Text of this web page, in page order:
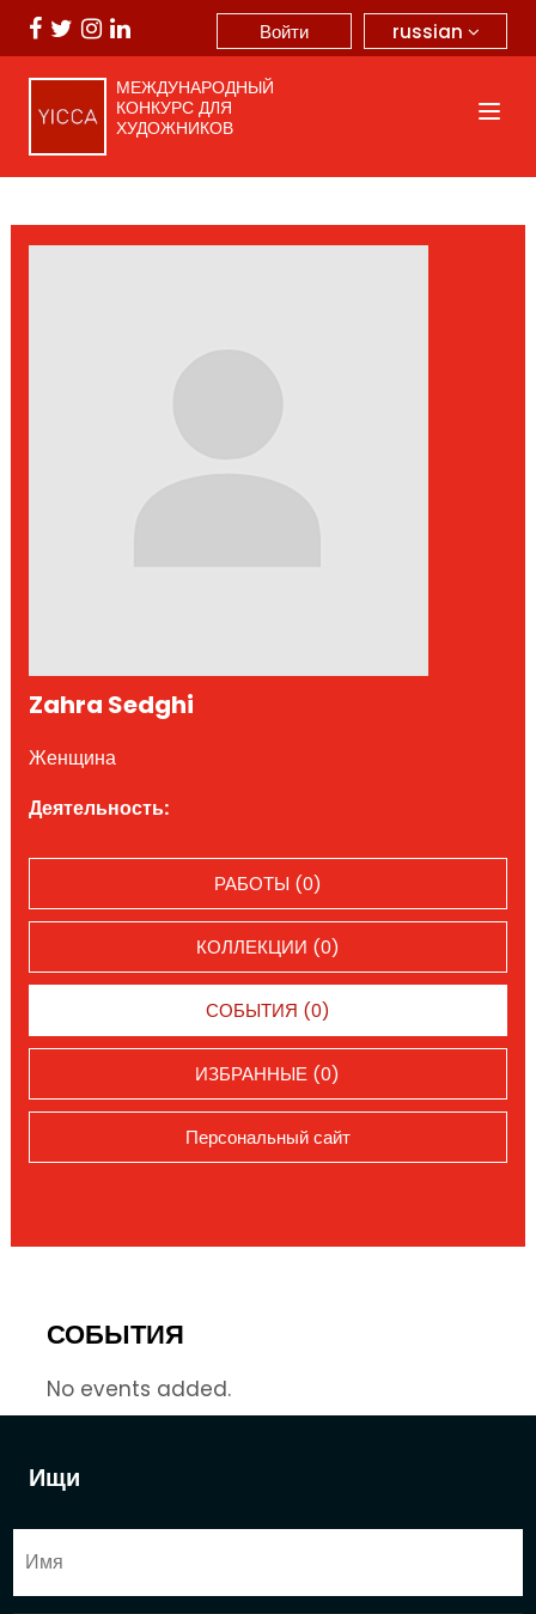
russian
Войти
МЕЖДУНАРОДНЫЙ
КОНКУРС ДЛЯ
ХУДОЖНИКОВ
Ищи
Zahra Sedghi
Женщина
Деятельность:
РАБОТЫ (0)
КОЛЛЕКЦИИ (0)
СОБЫТИЯ (0)
ИЗБРАННЫЕ (0)
Персональный сайт
СОБЫТИЯ
No events added.